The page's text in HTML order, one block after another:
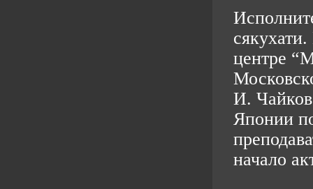
центре
И.
Японии
начало